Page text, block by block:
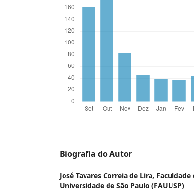
Biografia do Autor
José Tavares Correia de Lira,
Universidade de São Paulo (FAUUSP)